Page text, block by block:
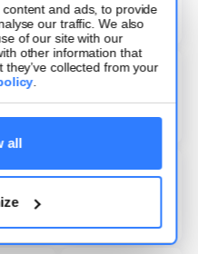
and ads, to provide
our traffic. We also
of our site with our
other information that
they’ve collected from your
.
all